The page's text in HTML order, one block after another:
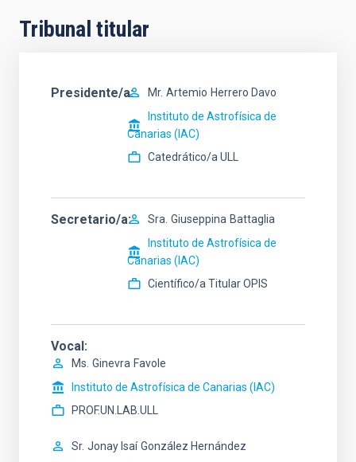
Tribunal titular
Presidente/a Mr. Artemio Herrero Davo
Instituto de Astrofísica de
Canarias (IAC)
Catedrático/a ULL
Secretario/a Sra. Giuseppina Battaglia
Instituto de Astrofísica de
Canarias (IAC)
Científico/a Titular OPIS
Vocal
Ms. Ginevra Favole
Instituto de Astrofísica de Canarias (IAC)
PROF.UN.LAB.ULL
Sr. Jonay Isaí González Hernández